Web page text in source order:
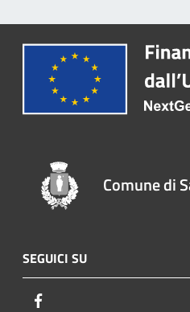
Comune di
SEGUICI SU